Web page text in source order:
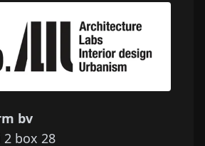
bv
2 box 28